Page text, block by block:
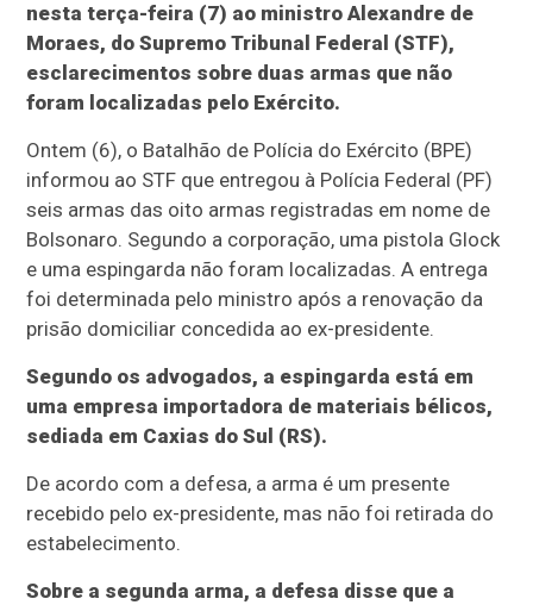
nesta terça-feira (7) ao ministro Alexandre de
Moraes, do Supremo Tribunal Federal (STF),
esclarecimentos sobre duas armas que não
foram localizadas pelo Exército.
Ontem (6), o Batalhão de Polícia do Exército (BPE)
informou ao STF que entregou à Polícia Federal (PF)
seis armas das oito armas registradas em nome de
Bolsonaro. Segundo a corporação, uma pistola Glock
e uma espingarda não foram localizadas. A entrega
foi determinada pelo ministro após a renovação da
prisão domiciliar concedida ao ex-presidente.
Segundo os advogados, a espingarda está em
uma empresa importadora de materiais bélicos,
sediada em Caxias do Sul (RS).
De acordo com a defesa, a arma é um presente
recebido pelo ex-presidente, mas não foi retirada do
estabelecimento.
Sobre a segunda arma, a defesa disse que a